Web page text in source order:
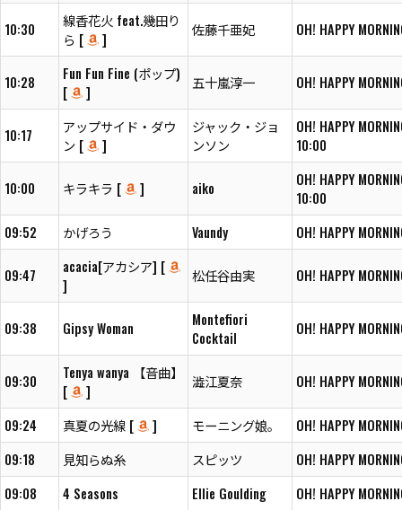
10:30
線香花火 feat.幾田り
ら [
]
佐藤千亜妃 OH! HAPPY
10:28
Fun Fun Fine (ポップ)
[
]
五十嵐淳一 OH! HAPPY
10:17
アップサイド・ダウ
ン [
]
ジャック・ジョ
ンソン
OH! HAPPY
10:00
10:00 キラキラ [ ] aiko
OH! HAPPY
10:00
09:52
かげろう Vaundy OH! HAPPY
09:47
acacia[アカシア] [
]
松任谷由実 OH! HAPPY
09:38 Gipsy Woman
Montefiori
Cocktail
OH! HAPPY
09:30
Tenya wanya 【音曲】
[
]
澁江夏奈 OH! HAPPY
09:24 真夏の光線 [ ] モーニング娘。
OH! HAPPY
09:18
見知らぬ糸 スピッツ
OH! HAPPY
09:08
4 Seasons Ellie Goulding OH! HAPPY